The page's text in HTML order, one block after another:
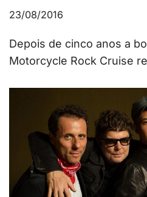
23/08/2016
Depois de cinco anos a
Motorcycle Rock Cruise